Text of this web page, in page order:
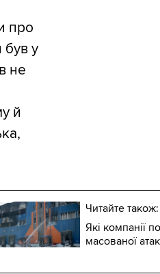
про
у
не
й
Читайте також:
Які компанії
масованої